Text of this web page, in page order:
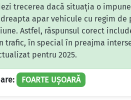
trecerea dacă situația o
apar vehicule cu regim
Astfel, răspunsul corect
trafic, în special în preajma
pentru 2025.
FOARTE UȘOARĂ